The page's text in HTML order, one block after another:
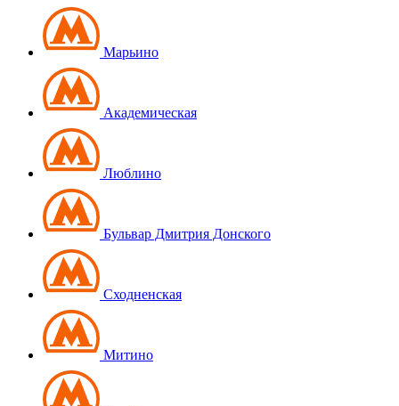
Марьино
Академическая
Люблино
Бульвар Дмитрия Донского
Сходненская
Митино